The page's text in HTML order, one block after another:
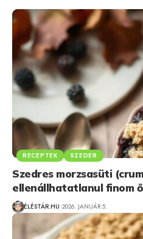
RECEPTEK SZEDER
Szedres morzsasüti
ellenállhatatlanul finom
ÉLÉSTÁR.HU 2026. JANUÁR 5.